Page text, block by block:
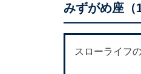
みずがめ座（
スローライフ